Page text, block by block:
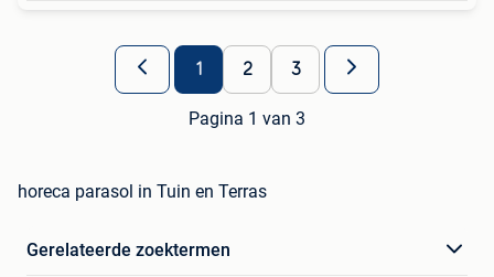
1 2 3
Pagina 1 van 3
horeca parasol in Tuin en Terras
Gerelateerde zoektermen